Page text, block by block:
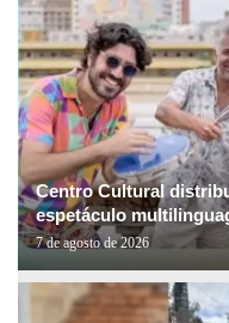
Centro Cultural
espetáculo
7 de agosto de 2026